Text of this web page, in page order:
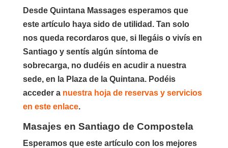
Desde Quintana Massages esperamos que
este artículo haya sido de utilidad. Tan solo
nos queda recordaros que, si llegáis o vivís en
Santiago y sentís algún síntoma de
sobrecarga, no dudéis en acudir a nuestra
sede, en la Plaza de la Quintana. Podéis
acceder a nuestra hoja de reservas y servicios
en este enlace.
Masajes en Santiago de Compostela
Esperamos que este artículo con los mejores